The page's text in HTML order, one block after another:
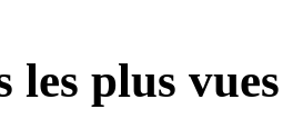
les plus vues